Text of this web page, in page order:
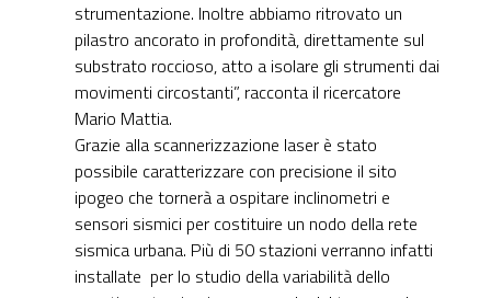
strumentazione. Inoltre abbiamo ritrovato un
pilastro ancorato in profondità, direttamente sul
substrato roccioso, atto a isolare gli strumenti dai
movimenti circostanti”, racconta il ricercatore
Mario Mattia.
Grazie alla scannerizzazione laser è stato
possibile caratterizzare con precisione il sito
ipogeo che tornerà a ospitare inclinometri e
sensori sismici per costituire un nodo della rete
sismica urbana. Più di 50 stazioni verranno infatti
installate per lo studio della variabilità dello